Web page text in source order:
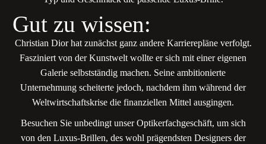
Gut zu wissen:
Christian Dior hat zunächst ganz andere Karrierepläne verfolgt.
Fasziniert von der Kunstwelt wollte er sich mit einer eigenen
Galerie selbstständig machen. Seine ambitionierte
Unternehmung scheiterte jedoch, nachdem ihm während der
Weltwirtschaftskrise die finanziellen Mittel ausgingen.
Besuchen Sie unbedingt unser Optikerfachgeschäft, um sich
von den Luxus-Brillen, des wohl prägendsten Designers der